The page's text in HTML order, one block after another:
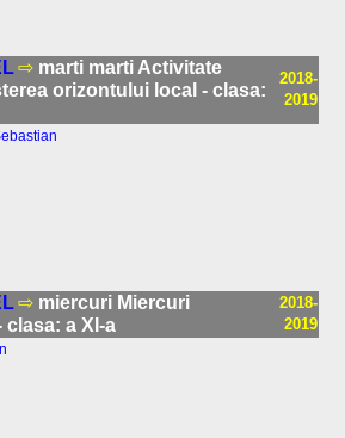
⇨ marti marti Activitate
orizontului local - clasa:
2018-
2019
⇨ miercuri Miercuri
clasa: a XI-a
2018-
2019